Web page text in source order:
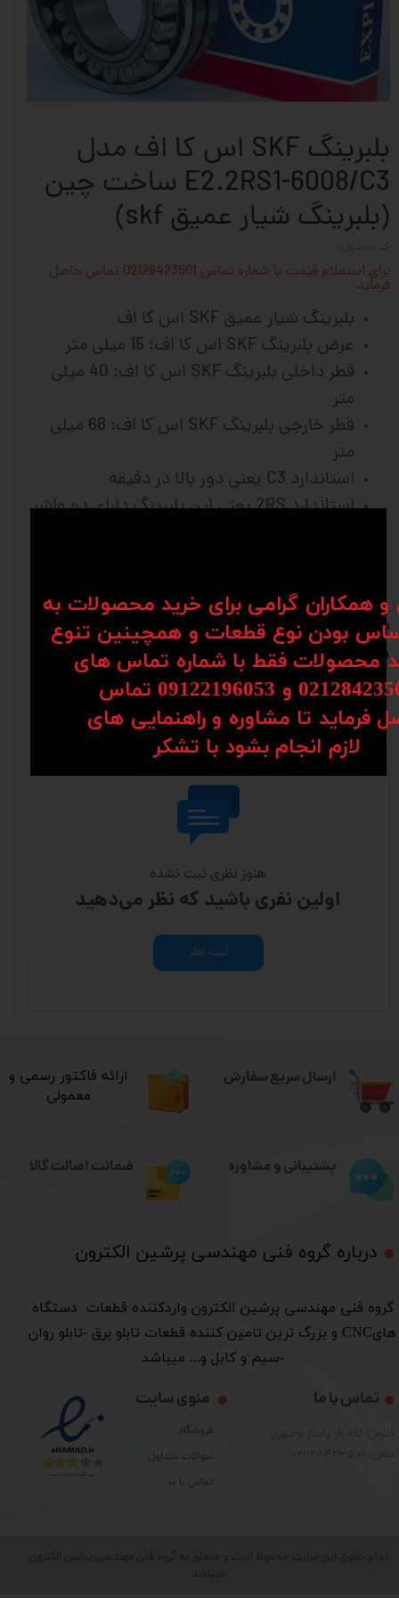
بلبرینگ SKF اس کا اف مدل
E2.2RS1-6008/C3 ساخت چین
(بلبرینگ شیار عمیق skf)
برای استعلام قیمت با شماره تماس 02128423501 تماس حاصل
فرماید
بلبرینگ شیار عمیق SKF اس کا اف
عرض بلبرینگ SKF اس کا اف: 15 میلی متر
قطر داخلی بلبرینگ SKF اس کا اف: 40 میلی
متر
قطر خارجی بلبرینگ SKF اس کا اف: 68 میلی
متر
استاندارد C3 یعنی دور بالا در دقیقه
استاندارد 2RS یعنی این بلبرینگ دارای دو واشر
بلبرینگ ساخت چین
برای مشاوره و سفارش با شماره 09904142099--
09914530554 تماس حاصل فرمایید
نظرات
هنوز نظری ثبت نشده
اولین نفری باشید که نظر می‌دهید
ثبت نظر
ارسال سریع سفارش
درباره گروه فنی مهندسی پرشین الکترون​​​​​​​
​گروه فنی مهندسی پرشین الکترون واردکننده قطعات دستگاه
هایCNC و بزرگ ترین تامین کننده قطعات تابلو برق -تابلو روان
-سیم و کابل و... میباشد
منوی سایت
فروشگاه
سوالات متداول
تماس با ما
تماس با ما
​ارائه فاکتور رسمی و
معمولی
پشتیبانی و مشاوره ضمانت اصالت کالا
همکاران گرامی برای خرید محصولات به
بودن نوع قطعات و همچینین تنوع
کد محصولات فقط با شماره تماس های
و 09122196053​​​​​​​ تماس
فرماید تا مشاوره و راهنمایی های
​​​​​​​لازم انجام بشود با تشکر​​​​​​​